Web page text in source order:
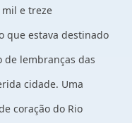
e treze
que estava destinado
de lembranças das
cidade. Uma
coração do Rio